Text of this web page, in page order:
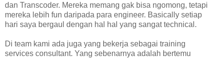
dan Transcoder. Mereka memang gak bisa ngomong, tetapi
mereka lebih fun daripada para engineer. Basically setiap
hari saya bergaul dengan hal hal yang sangat technical.
Di team kami ada juga yang bekerja sebagai training
services consultant. Yang sebenarnya adalah bertemu